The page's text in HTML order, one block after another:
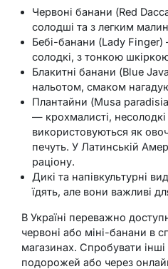
Червоні банани (Red
солодші та з легким
Бебі-банани (Lady
солодкі, з тонкою
Блакитні банани (Blue
нальотом, смаком
Плантайни (Musa
— крохмалисті, несолодкі
використовуються як
печуть. У Латинській
раціону.
Дикі та напівкультурні
їдять, але вони важливі
В Україні переважно
червоні або міні-банани в
магазинах. Спробувати
подорожей або через